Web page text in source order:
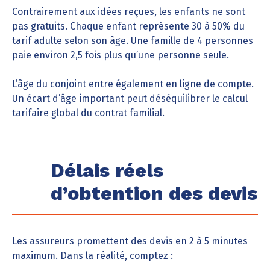
Contrairement aux idées reçues, les enfants ne sont
pas gratuits. Chaque enfant représente 30 à 50% du
tarif adulte selon son âge. Une famille de 4 personnes
paie environ 2,5 fois plus qu’une personne seule.
L’âge du conjoint entre également en ligne de compte.
Un écart d’âge important peut déséquilibrer le calcul
tarifaire global du contrat familial.
Délais réels
d’obtention des devis
Les assureurs promettent des devis en 2 à 5 minutes
maximum. Dans la réalité, comptez :